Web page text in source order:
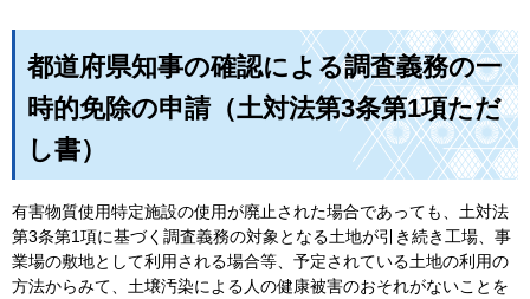
都道府県知事の確認による調査義務の一
時的免除の申請（土対法第3条第1項ただ
し書）
有害物質使用特定施設の使用が廃止された場合であっても、土対法
第3条第1項に基づく調査義務の対象となる土地が引き続き工場、事
業場の敷地として利用される場合等、予定されている土地の利用の
方法からみて、土壌汚染による人の健康被害のおそれがないことを